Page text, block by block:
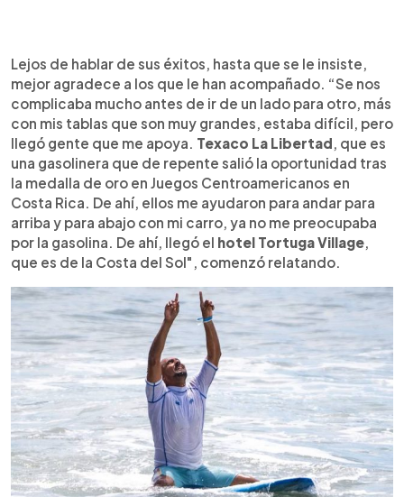
Lejos de hablar de sus éxitos, hasta que se le insiste,
mejor agradece a los que le han acompañado. “Se nos
complicaba mucho antes de ir de un lado para otro, más
con mis tablas que son muy grandes, estaba difícil, pero
llegó gente que me apoya. Texaco La Libertad , que es
una gasolinera que de repente salió la oportunidad tras
la medalla de oro en Juegos Centroamericanos en
Costa Rica. De ahí, ellos me ayudaron para andar para
arriba y para abajo con mi carro, ya no me preocupaba
por la gasolina. De ahí, llegó el hotel Tortuga Village
que es de la Costa del Sol", comenzó relatando.